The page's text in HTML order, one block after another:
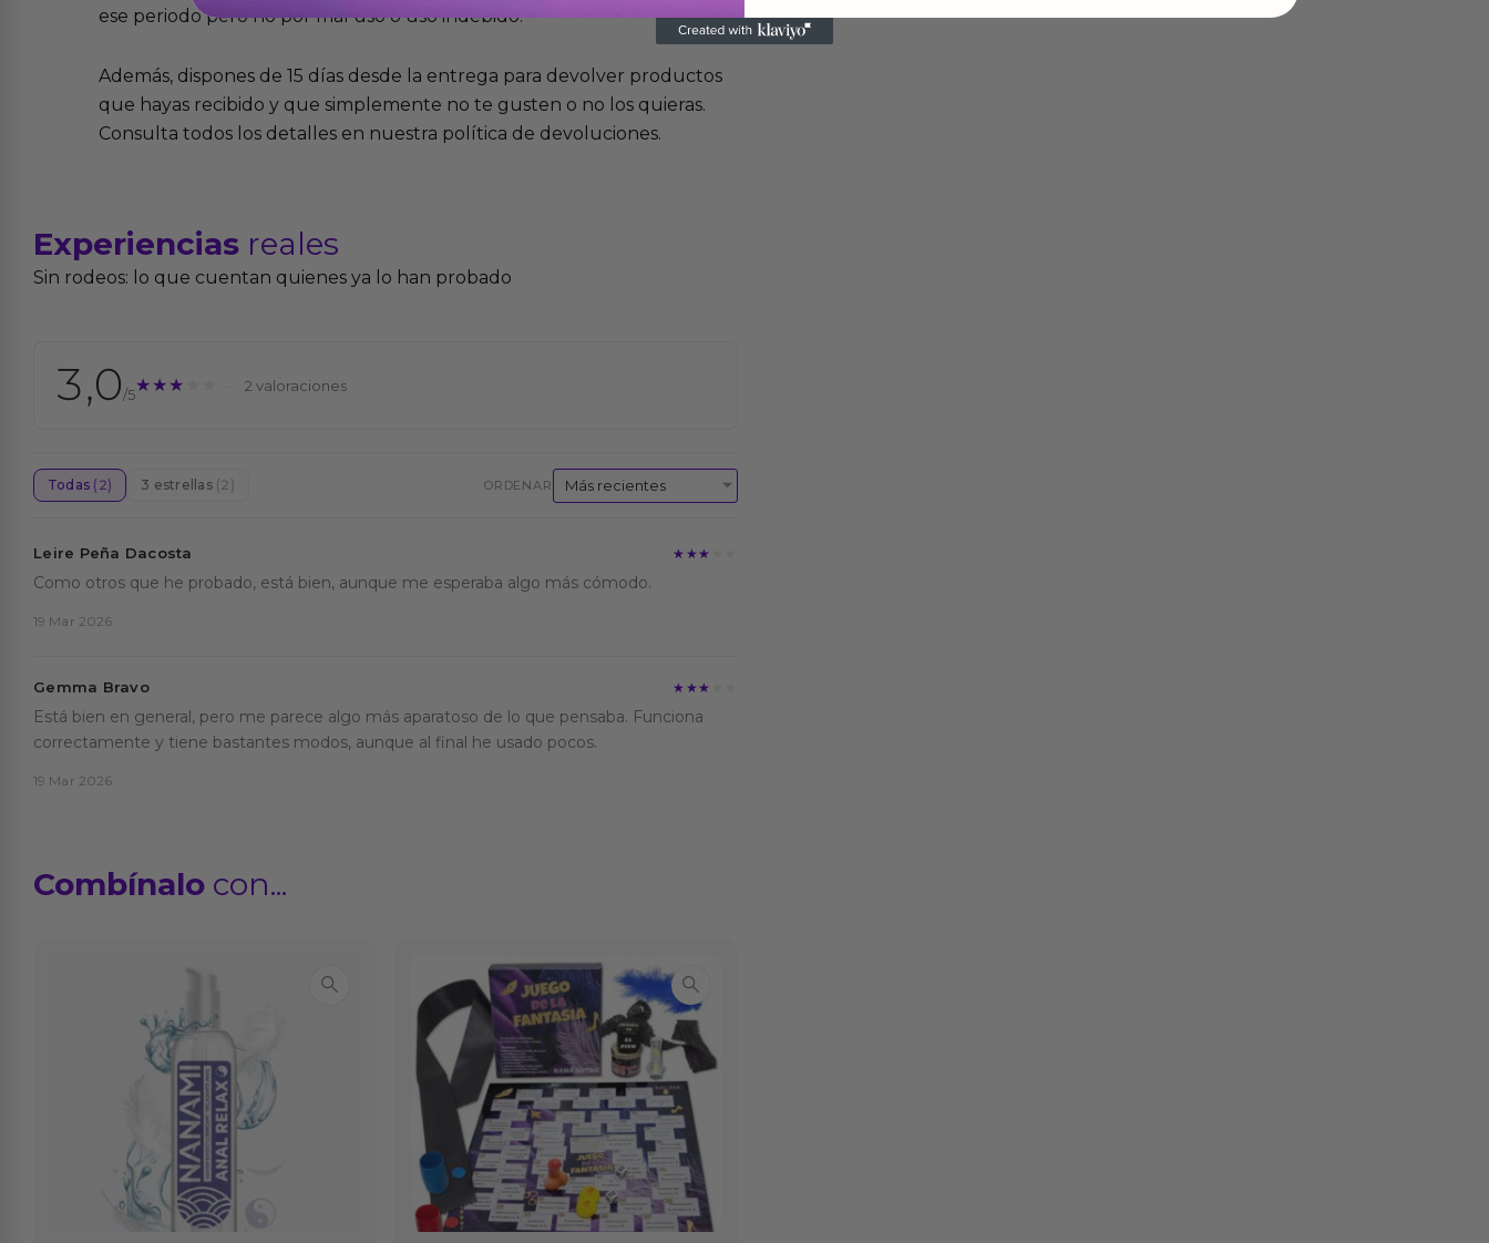
ese periodo pero no por mal uso o uso indebido.
Además, dispones de 15 días desde la entrega para devolver productos
que hayas recibido y que simplemente no te gusten o no los quieras.
Consulta todos los detalles en nuestra política de devoluciones.
Experiencias reales
Sin rodeos: lo que cuentan quienes ya lo han probado
3,0/5★★★★★
★★★★★ 2 valoraciones
Todas (2) 3 estrellas (2) ORDENAR
Leire Peña Dacosta ★★★★★
★★★★★
Como otros que he probado, está bien, aunque me esperaba algo más cómodo.
19 Mar 2026
Gemma Bravo ★★★★★
★★★★★
Está bien en general, pero me parece algo más aparatoso de lo que pensaba. Funciona
correctamente y tiene bastantes modos, aunque al final he usado pocos.
19 Mar 2026
Combínalo con...